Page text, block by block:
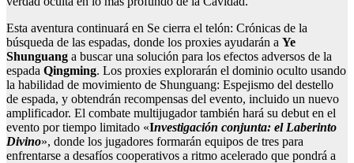
Esta aventura continuará en Se cierra el telón: Crónicas de la
búsqueda de las espadas, donde los proxies ayudarán a Ye
Shunguang a buscar una solución para los efectos adversos de la
espada Qingming. Los proxies explorarán el dominio oculto usando
la habilidad de movimiento de Shunguang: Espejismo del destello
de espada, y obtendrán recompensas del evento, incluido un nuevo
amplificador. El combate multijugador también hará su debut en el
evento por tiempo limitado «Investigación conjunta: el Laberinto
Divino», donde los jugadores formarán equipos de tres para
enfrentarse a desafíos cooperativos a ritmo acelerado que pondrá a